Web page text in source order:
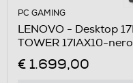
PC GAMING
LENOVO - Desktop
TOWER 17IAX10-nero
€ 1.699,00